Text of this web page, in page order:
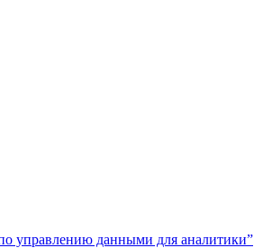
управлению данными для аналитики”